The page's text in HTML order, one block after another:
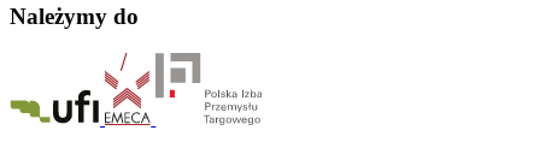
Należymy do